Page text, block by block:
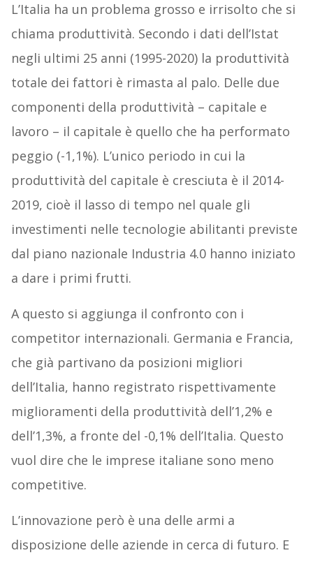
L’Italia ha un problema grosso e irrisolto che si
chiama produttività. Secondo i dati dell’Istat
negli ultimi 25 anni (1995-2020) la produttività
totale dei fattori è rimasta al palo. Delle due
componenti della produttività – capitale e
lavoro – il capitale è quello che ha performato
peggio (-1,1%). L’unico periodo in cui la
produttività del capitale è cresciuta è il 2014-
2019, cioè il lasso di tempo nel quale gli
investimenti nelle tecnologie abilitanti previste
dal piano nazionale Industria 4.0 hanno iniziato
a dare i primi frutti.
A questo si aggiunga il confronto con i
competitor internazionali. Germania e Francia,
che già partivano da posizioni migliori
dell’Italia, hanno registrato rispettivamente
miglioramenti della produttività dell’1,2% e
dell’1,3%, a fronte del -0,1% dell’Italia. Questo
vuol dire che le imprese italiane sono meno
competitive.
L’innovazione però è una delle armi a
disposizione delle aziende in cerca di futuro. E